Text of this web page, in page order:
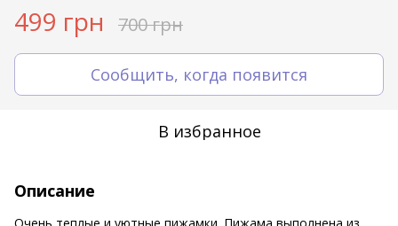
499 грн 700 грн
Сообщить, когда появится
В избранное
Описание
Очень теплые и уютные пижамки. Пижама выполнена из